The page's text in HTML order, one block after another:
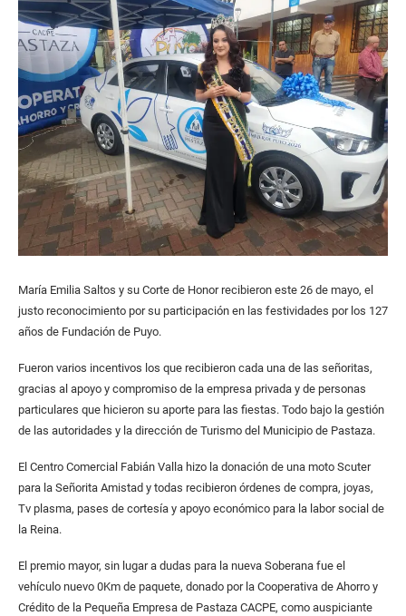
María Emilia Saltos y su Corte de Honor recibieron este 26 de mayo, el
justo reconocimiento por su participación en las festividades por los 127
años de Fundación de Puyo.
Fueron varios incentivos los que recibieron cada una de las señoritas,
gracias al apoyo y compromiso de la empresa privada y de personas
particulares que hicieron su aporte para las fiestas. Todo bajo la gestión
de las autoridades y la dirección de Turismo del Municipio de Pastaza.
El Centro Comercial Fabián Valla hizo la donación de una moto Scuter
para la Señorita Amistad y todas recibieron órdenes de compra, joyas,
Tv plasma, pases de cortesía y apoyo económico para la labor social de
la Reina.
El premio mayor, sin lugar a dudas para la nueva Soberana fue el
vehículo nuevo 0Km de paquete, donado por la Cooperativa de Ahorro y
Crédito de la Pequeña Empresa de Pastaza CACPE, como auspiciante